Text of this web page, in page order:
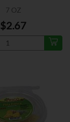
7 OZ
$2.67